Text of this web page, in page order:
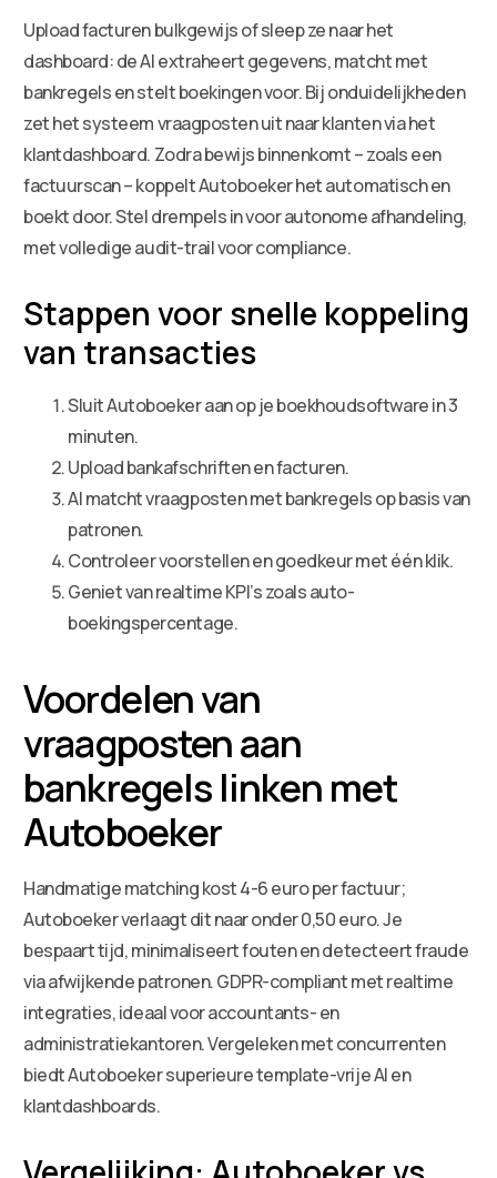
Upload facturen bulkgewijs of sleep ze naar het
dashboard: de AI extraheert gegevens, matcht met
bankregels en stelt boekingen voor. Bij onduidelijkheden
zet het systeem vraagposten uit naar klanten via het
klantdashboard. Zodra bewijs binnenkomt – zoals een
factuurscan – koppelt Autoboeker het automatisch en
boekt door. Stel drempels in voor autonome afhandeling,
met volledige audit-trail voor compliance.
Stappen voor snelle koppeling
van transacties
Sluit Autoboeker aan op je boekhoudsoftware in 3
minuten.
Upload bankafschriften en facturen.
AI matcht vraagposten met bankregels op basis van
patronen.
Controleer voorstellen en goedkeur met één klik.
Geniet van realtime KPI’s zoals auto-
boekingspercentage.
Voordelen van
vraagposten aan
bankregels linken met
Autoboeker
Handmatige matching kost 4-6 euro per factuur;
Autoboeker verlaagt dit naar onder 0,50 euro. Je
bespaart tijd, minimaliseert fouten en detecteert fraude
via afwijkende patronen. GDPR-compliant met realtime
integraties, ideaal voor accountants- en
administratiekantoren. Vergeleken met concurrenten
biedt Autoboeker superieure template-vrije AI en
klantdashboards.